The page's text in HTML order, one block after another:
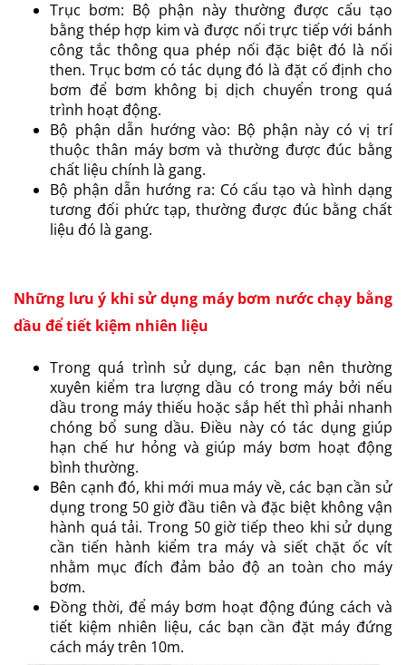
Trục bơm: Bộ phận này thường được cấu tạo
bằng thép hợp kim và được nối trực tiếp với bánh
công tắc thông qua phép nối đặc biệt đó là nối
then. Trục bơm có tác dụng đó là đặt cố định cho
bơm để bơm không bị dịch chuyển trong quá
trình hoạt động.
Bộ phận dẫn hướng vào: Bộ phận này có vị trí
thuộc thân máy bơm và thường được đúc bằng
chất liệu chính là gang.
Bộ phận dẫn hướng ra: Có cấu tạo và hình dạng
tương đối phức tạp, thường được đúc bằng chất
liệu đó là gang.
Những lưu ý khi sử dụng máy bơm nước chạy bằng
dầu để tiết kiệm nhiên liệu
Trong quá trình sử dụng, các bạn nên thường
xuyên kiểm tra lượng dầu có trong máy bởi nếu
dầu trong máy thiếu hoặc sắp hết thì phải nhanh
chóng bổ sung dầu. Điều này có tác dụng giúp
hạn chế hư hỏng và giúp máy bơm hoạt động
bình thường.
Bên cạnh đó, khi mới mua máy về, các bạn cần sử
dụng trong 50 giờ đầu tiên và đặc biệt không vận
hành quá tải. Trong 50 giờ tiếp theo khi sử dụng
cần tiến hành kiểm tra máy và siết chặt ốc vít
nhằm mục đích đảm bảo độ an toàn cho máy
bơm.
Đồng thời, để máy bơm hoạt động đúng cách và
tiết kiệm nhiên liệu, các bạn cần đặt máy đứng
cách máy trên 10m.